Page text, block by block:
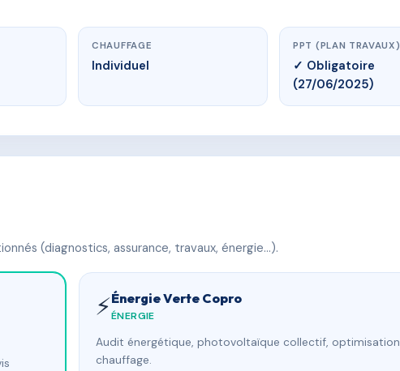
CHAUFFAGE
Individuel
PPT (PLAN TRAVAUX)
✓ Obligatoire
(27/06/2025)
(diagnostics, assurance, travaux, énergie…).
⚡Énergie Verte Copro
ÉNERGIE
Audit énergétique, photovoltaïque collectif, optimisation
chauffage.